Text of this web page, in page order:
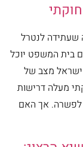
שעתידה לנטרל
בית המשפט יוכל
ישראל מצב של
מעלה דרישות
לפשרה. אך האם